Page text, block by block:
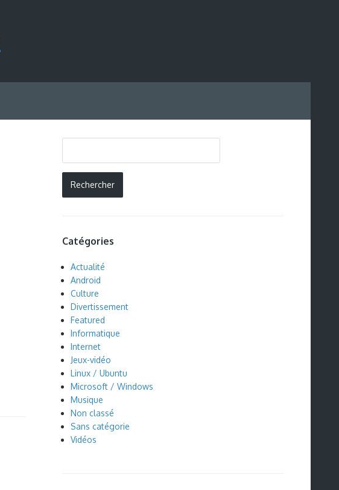
Catégories
Actualité
Android
Culture
Divertissement
Featured
Informatique
Internet
Jeux-vidéo
Linux / Ubuntu
Microsoft / Windows
Musique
Non classé
Sans catégorie
Vidéos